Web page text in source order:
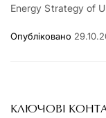
Energy Strategy of
Опубліковано
КЛЮЧОВІ